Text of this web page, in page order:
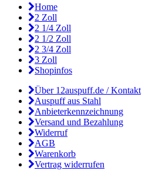
Home
2 Zoll
2 1/4 Zoll
2 1/2 Zoll
2 3/4 Zoll
3 Zoll
Shopinfos
Über 12auspuff.de / Kontakt
Auspuff aus Stahl
Anbieterkennzeichnung
Versand und Bezahlung
Widerruf
AGB
Warenkorb
Vertrag widerrufen